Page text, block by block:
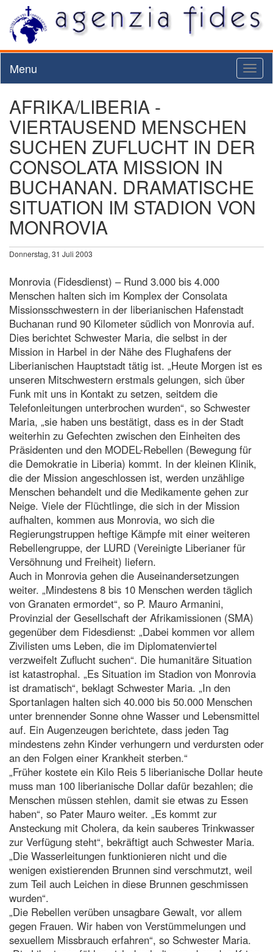
Menu
AFRIKA/LIBERIA -
VIERTAUSEND MENSCHEN
SUCHEN ZUFLUCHT IN DER
CONSOLATA MISSION IN
BUCHANAN. DRAMATISCHE
SITUATION IM STADION VON
MONROVIA
Donnerstag, 31 Juli 2003
Monrovia (Fidesdienst) – Rund 3.000 bis 4.000
Menschen halten sich im Komplex der Consolata
Missionsschwestern in der liberianischen Hafenstadt
Buchanan rund 90 Kilometer südlich von Monrovia auf.
Dies berichtet Schwester Maria, die selbst in der
Mission in Harbel in der Nähe des Flughafens der
Liberianischen Hauptstadt tätig ist. „Heute Morgen ist es
unseren Mitschwestern erstmals gelungen, sich über
Funk mit uns in Kontakt zu setzen, seitdem die
Telefonleitungen unterbrochen wurden“, so Schwester
Maria, „sie haben uns bestätigt, dass es in der Stadt
weiterhin zu Gefechten zwischen den Einheiten des
Präsidenten und den MODEL-Rebellen (Bewegung für
die Demokratie in Liberia) kommt. In der kleinen Klinik,
die der Mission angeschlossen ist, werden unzählige
Menschen behandelt und die Medikamente gehen zur
Neige. Viele der Flüchtlinge, die sich in der Mission
aufhalten, kommen aus Monrovia, wo sich die
Regierungstruppen heftige Kämpfe mit einer weiteren
Rebellengruppe, der LURD (Vereinigte Liberianer für
Versöhnung und Freiheit) liefern.
Auch in Monrovia gehen die Auseinandersetzungen
weiter. „Mindestens 8 bis 10 Menschen werden täglich
von Granaten ermordet“, so P. Mauro Armanini,
Provinzial der Gesellschaft der Afrikamissionen (SMA)
gegenüber dem Fidesdienst: „Dabei kommen vor allem
Zivilisten ums Leben, die im Diplomatenviertel
verzweifelt Zuflucht suchen“. Die humanitäre Situation
ist katastrophal. „Es Situation im Stadion von Monrovia
ist dramatisch“, beklagt Schwester Maria. „In den
Sportanlagen halten sich 40.000 bis 50.000 Menschen
unter brennender Sonne ohne Wasser und Lebensmittel
auf. Ein Augenzeugen berichtete, dass jeden Tag
mindestens zehn Kinder verhungern und verdursten oder
an den Folgen einer Krankheit sterben.“
„Früher kostete ein Kilo Reis 5 liberianische Dollar heute
muss man 100 liberianische Dollar dafür bezahlen; die
Menschen müssen stehlen, damit sie etwas zu Essen
haben“, so Pater Mauro weiter. „Es kommt zur
Ansteckung mit Cholera, da kein sauberes Trinkwasser
zur Verfügung steht“, bekräftigt auch Schwester Maria.
„Die Wasserleitungen funktionieren nicht und die
wenigen existierenden Brunnen sind verschmutzt, weil
zum Teil auch Leichen in diese Brunnen geschmissen
wurden“.
„Die Rebellen verüben unsagbare Gewalt, vor allem
gegen Frauen. Wir haben von Verstümmelungen und
sexuellem Missbrauch erfahren“, so Schwester Maria.